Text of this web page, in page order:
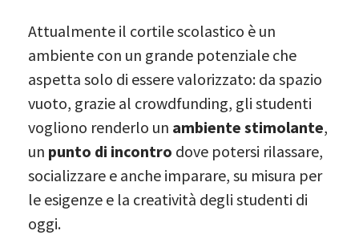
Attualmente il cortile scolastico è un
ambiente con un grande potenziale che
aspetta solo di essere valorizzato: da spazio
vuoto, grazie al crowdfunding, gli studenti
vogliono renderlo un ambiente stimolante,
un punto di incontro dove potersi rilassare,
socializzare e anche imparare, su misura per
le esigenze e la creatività degli studenti di
oggi.